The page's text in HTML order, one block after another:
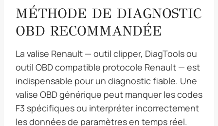
MÉTHODE DE DIAGNOSTIC
OBD RECOMMANDÉE
La valise Renault — outil clipper, DiagTools ou
outil OBD compatible protocole Renault — est
indispensable pour un diagnostic fiable. Une
valise OBD générique peut manquer les codes
F3 spécifiques ou interpréter incorrectement
les données de paramètres en temps réel.